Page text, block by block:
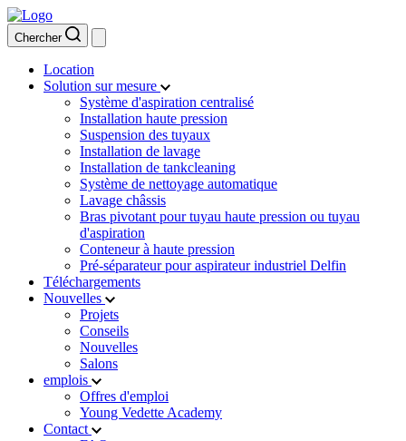
Chercher
Location
Solution sur mesure
Système d'aspiration centralisé
Installation haute pression
Suspension des tuyaux
Installation de lavage
Installation de tankcleaning
Système de nettoyage automatique
Lavage châssis
Bras pivotant pour tuyau haute pression ou tuyau
d'aspiration
Conteneur à haute pression
Pré-séparateur pour aspirateur industriel Delfin
Téléchargements
Nouvelles
Projets
Conseils
Nouvelles
Salons
emplois
Offres d'emploi
Young Vedette Academy
Contact